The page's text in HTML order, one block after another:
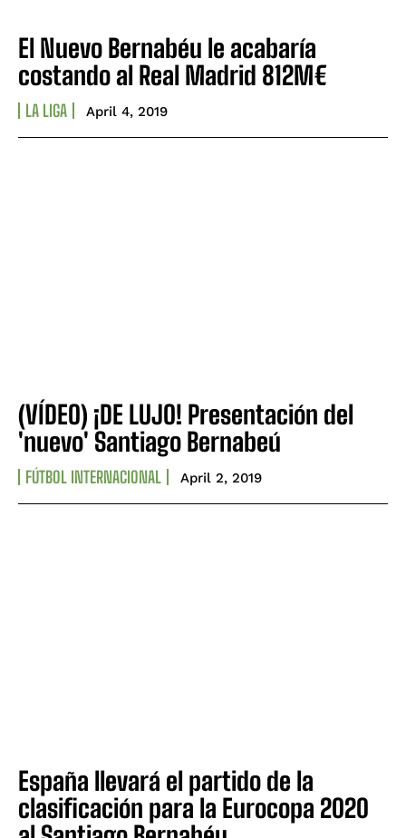
El Nuevo Bernabéu le acabaría
costando al Real Madrid 812M€
LA LIGA April 4, 2019
(VÍDEO) ¡DE LUJO! Presentación del
'nuevo' Santiago Bernabeú
FÚTBOL INTERNACIONAL April 2, 2019
España llevará el partido de la
clasificación para la Eurocopa 2020